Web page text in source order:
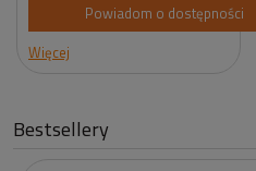
Powiadom o dostępności
Więcej
Bestsellery